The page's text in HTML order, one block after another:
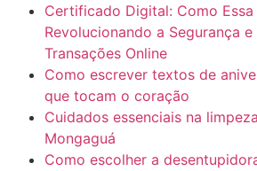
Certificado Digital: Como Essa
Revolucionando a Segurança
Transações Online
Como escrever textos de
que tocam o coração
Cuidados essenciais na
Mongaguá
Como escolher a